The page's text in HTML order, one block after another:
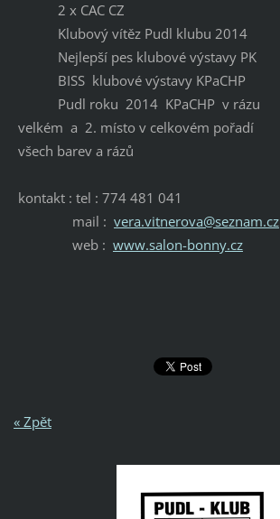
2 x CAC CZ
Klubový vítěz Pudl klubu 2014
Nejlepší pes klubové výstavy PK
BISS klubové výstavy KPaCHP
Pudl roku 2014 KPaCHP v rázu
velkém a 2. místo v celkovém pořadí
všech barev a rázů
kontakt : tel : 774 481 041
mail : vera.vitnerova@seznam.cz
web : www.salon-bonny.cz
« Zpět